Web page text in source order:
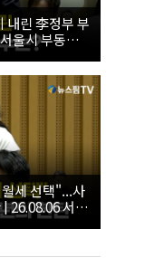
린 李정부 부
울시 부동산
세 선택"...사
26.08.06 서울